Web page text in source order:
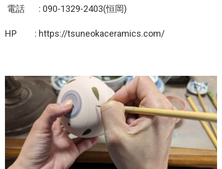
電話 : 090-1329-2403(恒岡)
HP : https://tsuneokaceramics.com/